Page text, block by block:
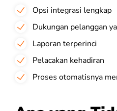
Opsi integrasi lengkap
Dukungan pelanggan
Laporan terperinci
Pelacakan kehadiran
Proses otomatisnya